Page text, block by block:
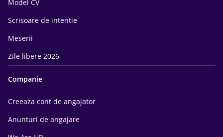
Model CV
Scrisoare de intentie
Meserii
Zile libere 2026
Companie
Creeaza cont de angajator
Anunturi de angajare